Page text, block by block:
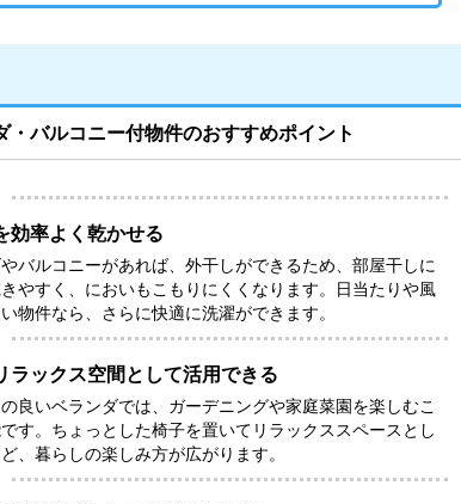
・バルコニー付物件のおすすめポイント
効率よく乾かせる
バルコニーがあれば、外干しができるため、部屋干しに
やすく、においもこもりにくくなります。日当たりや風
物件なら、さらに快適に洗濯ができます。
ラックス空間として活用できる
良いベランダでは、ガーデニングや家庭菜園を楽しむこ
す。ちょっとした椅子を置いてリラックススペースとし
、暮らしの楽しみ方が広がります。